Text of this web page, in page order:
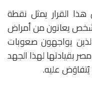
هذا القرار يمثل نقطة
من 300 مليون شخص يعانون من أمراض
يواجهون صعوبات
بقيادتها لهذا الجهد
عليه.